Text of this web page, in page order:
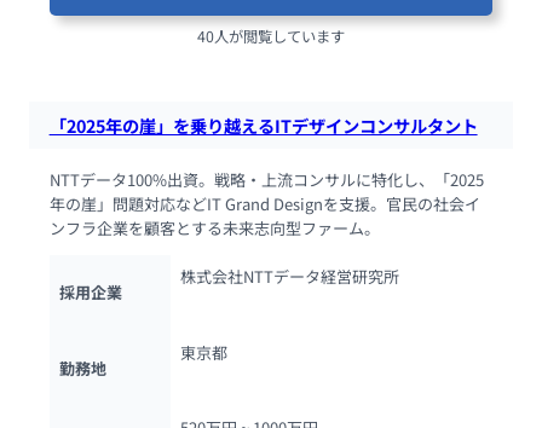
40人が閲覧しています
「2025年の崖」を乗り越えるITデザインコンサルタント
NTTデータ100%出資。戦略・上流コンサルに特化し、「2025
年の崖」問題対応などIT Grand Designを支援。官民の社会イ
ンフラ企業を顧客とする未来志向型ファーム。
採用企業
株式会社NTTデータ経営研究所
勤務地
東京都